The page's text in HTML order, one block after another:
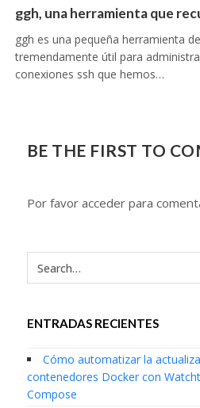
ggh, una herramienta que
ggh es una pequeña herramienta
tremendamente útil para
conexiones ssh que hemos…
BE THE FIRST TO
Por favor acceder para
ENTRADAS RECIENTES
Cómo automatizar la
contenedores Docker con
Compose